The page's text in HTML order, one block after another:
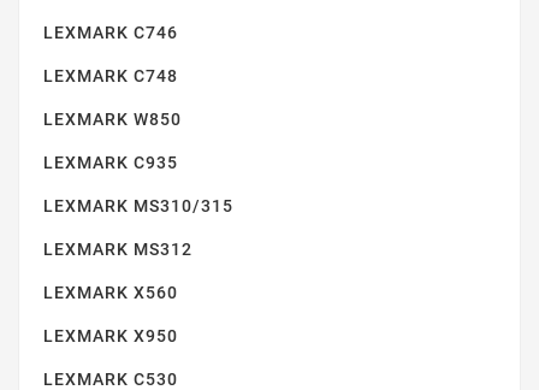
LEXMARK C746
LEXMARK C748
LEXMARK W850
LEXMARK C935
LEXMARK MS310/315
LEXMARK MS312
LEXMARK X560
LEXMARK X950
LEXMARK C530